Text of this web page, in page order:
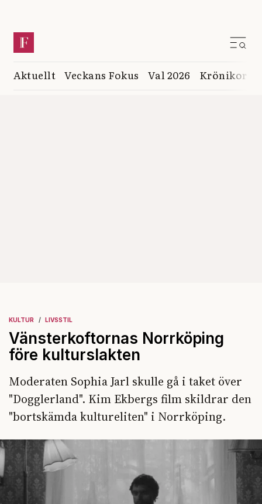
Aktuellt Veckans Fokus Val 2026 Krönikor
KULTUR LIVSSTIL
Vänsterkoftornas Norrköping
före kulturslakten
Moderaten Sophia Jarl skulle gå i taket över
"Dogglerland". Kim Ekbergs film skildrar den
"bortskämda kultureliten" i Norrköping.